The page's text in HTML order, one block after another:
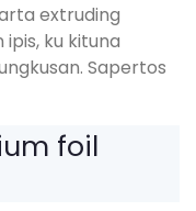
extruding
ku kituna
Sapertos
foil